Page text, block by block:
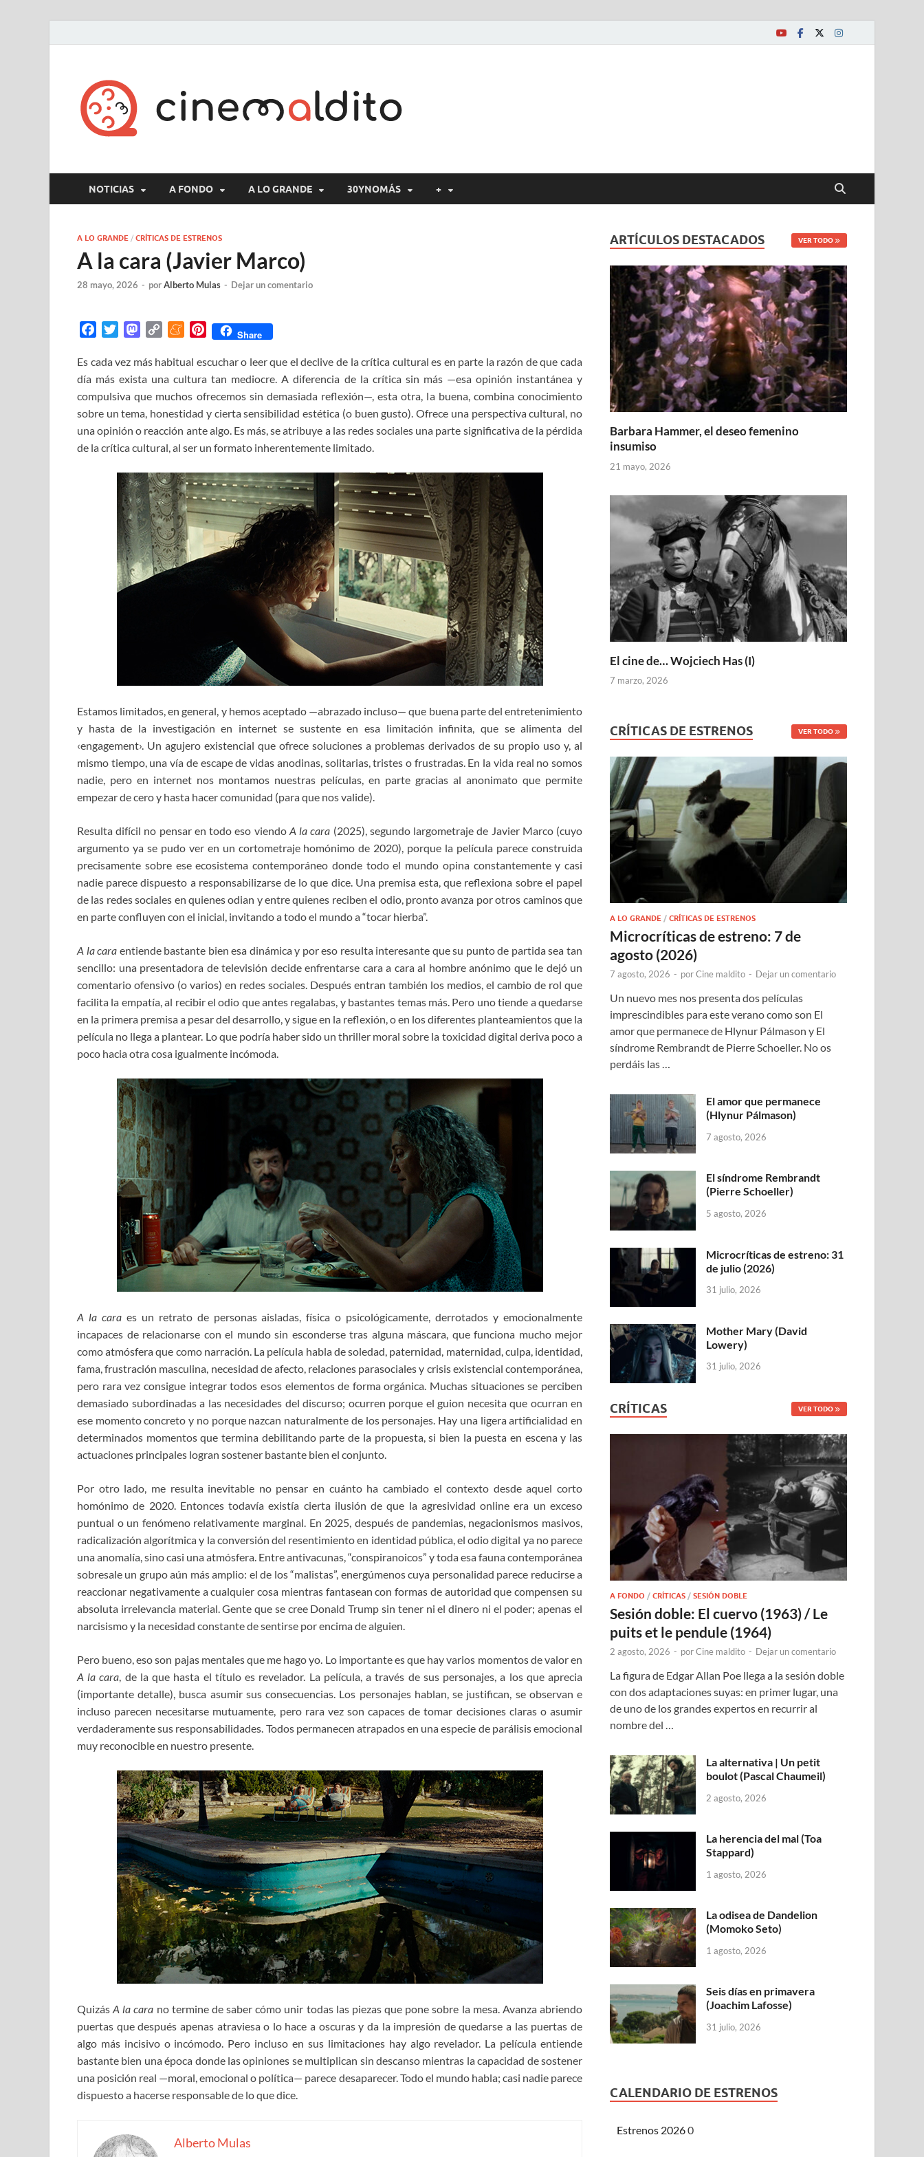
NOTICIAS A FONDO A LO GRANDE 30YNOMÁS +
A LO GRANDE / CRÍTICAS DE ESTRENOS
A la cara (Javier Marco)
28 mayo, 2026 - porAlberto Mulas - Dejar un comentario
c
e
b
o
o
k
i
t
t
e
r
M
s
t
o
d
o
n
p
y
L
i
n
k
M
n
e
a
m
e
P
n
t
e
r
e
s
Share
Es cada vez más habitual escuchar o leer que el declive de la crítica cultural es en parte la razón de que cada
día más exista una cultura tan mediocre. A diferencia de la crítica sin más —esa opinión instantánea y
compulsiva que muchos ofrecemos sin demasiada reflexión—, esta otra, la buena, combina conocimiento
sobre un tema, honestidad y cierta sensibilidad estética (o buen gusto). Ofrece una perspectiva cultural, no
una opinión o reacción ante algo. Es más, se atribuye a las redes sociales una parte significativa de la pérdida
de la crítica cultural, al ser un formato inherentemente limitado.
Estamos limitados, en general, y hemos aceptado —abrazado incluso— que buena parte del entretenimiento
y hasta de la investigación en internet se sustente en esa limitación infinita, que se alimenta del
‹engagement›. Un agujero existencial que ofrece soluciones a problemas derivados de su propio uso y, al
mismo tiempo, una vía de escape de vidas anodinas, solitarias, tristes o frustradas. En la vida real no somos
nadie, pero en internet nos montamos nuestras películas, en parte gracias al anonimato que permite
empezar de cero y hasta hacer comunidad (para que nos valide).
Resulta difícil no pensar en todo eso viendo A la cara (2025), segundo largometraje de Javier Marco (cuyo
argumento ya se pudo ver en un cortometraje homónimo de 2020), porque la película parece construida
precisamente sobre ese ecosistema contemporáneo donde todo el mundo opina constantemente y casi
nadie parece dispuesto a responsabilizarse de lo que dice. Una premisa esta, que reflexiona sobre el papel
de las redes sociales en quienes odian y entre quienes reciben el odio, pronto avanza por otros caminos que
en parte confluyen con el inicial, invitando a todo el mundo a “tocar hierba”.
A la cara entiende bastante bien esa dinámica y por eso resulta interesante que su punto de partida sea tan
sencillo: una presentadora de televisión decide enfrentarse cara a cara al hombre anónimo que le dejó un
comentario ofensivo (o varios) en redes sociales. Después entran también los medios, el cambio de rol que
facilita la empatía, al recibir el odio que antes regalabas, y bastantes temas más. Pero uno tiende a quedarse
en la primera premisa a pesar del desarrollo, y sigue en la reflexión, o en los diferentes planteamientos que la
película no llega a plantear. Lo que podría haber sido un thriller moral sobre la toxicidad digital deriva poco a
poco hacia otra cosa igualmente incómoda.
A la caraes un retrato de personas aisladas, física o psicológicamente, derrotados y emocionalmente
incapaces de relacionarse con el mundo sin esconderse tras alguna máscara, que funciona mucho mejor
como atmósfera que como narración. La película habla de soledad, paternidad, maternidad, culpa, identidad,
fama, frustración masculina, necesidad de afecto, relaciones parasociales y crisis existencial contemporánea,
pero rara vez consigue integrar todos esos elementos de forma orgánica. Muchas situaciones se perciben
demasiado subordinadas a las necesidades del discurso; ocurren porque el guion necesita que ocurran en
ese momento concreto y no porque nazcan naturalmente de los personajes. Hay una ligera artificialidad en
determinados momentos que termina debilitando parte de la propuesta, si bien la puesta en escena y las
actuaciones principales logran sostener bastante bien el conjunto.
Por otro lado, me resulta inevitable no pensar en cuánto ha cambiado el contexto desde aquel corto
homónimo de 2020. Entonces todavía existía cierta ilusión de que la agresividad online era un exceso
puntual o un fenómeno relativamente marginal. En 2025, después de pandemias, negacionismos masivos,
radicalización algorítmica y la conversión del resentimiento en identidad pública, el odio digital ya no parece
una anomalía, sino casi una atmósfera. Entre antivacunas, “conspiranoicos” y toda esa fauna contemporánea
sobresale un grupo aún más amplio: el de los “malistas”, energúmenos cuya personalidad parece reducirse a
reaccionar negativamente a cualquier cosa mientras fantasean con formas de autoridad que compensen su
absoluta irrelevancia material. Gente que se cree Donald Trump sin tener ni el dinero ni el poder; apenas el
narcisismo y la necesidad constante de sentirse por encima de alguien.
Pero bueno, eso son pajas mentales que me hago yo. Lo importante es que hay varios momentos de valor en
A la cara, de la que hasta el título es revelador. La película, a través de sus personajes, a los que aprecia
(importante detalle), busca asumir sus consecuencias. Los personajes hablan, se justifican, se observan e
incluso parecen necesitarse mutuamente, pero rara vez son capaces de tomar decisiones claras o asumir
verdaderamente sus responsabilidades. Todos permanecen atrapados en una especie de parálisis emocional
muy reconocible en nuestro presente.
QuizásA la cara no termine de saber cómo unir todas las piezas que pone sobre la mesa. Avanza abriendo
puertas que después apenas atraviesa o lo hace a oscuras y da la impresión de quedarse a las puertas de
algo más incisivo o incómodo. Pero incluso en sus limitaciones hay algo revelador. La película entiende
bastante bien una época donde las opiniones se multiplican sin descanso mientras la capacidad de sostener
una posición real —moral, emocional o política— parece desaparecer. Todo el mundo habla; casi nadie parece
dispuesto a hacerse responsable de lo que dice.
Alberto Mulas
ARTÍCULOS DESTACADOS VER TODO
Barbara Hammer, el deseo femenino
insumiso
21 mayo, 2026
El cine de… Wojciech Has (I)
7 marzo, 2026
CRÍTICAS DE ESTRENOS VER TODO
A LO GRANDE /CRÍTICAS DE ESTRENOS
Microcríticas de estreno: 7 de
agosto (2026)
7 agosto, 2026 - porCine maldito - Dejar un comentario
Un nuevo mes nos presenta dos películas
imprescindibles para este verano como son El
amor que permanece de Hlynur Pálmason y El
síndrome Rembrandt de Pierre Schoeller. No os
perdáis las …
El amor que permanece
(Hlynur Pálmason)
7 agosto, 2026
El síndrome Rembrandt
(Pierre Schoeller)
5 agosto, 2026
Microcríticas de estreno: 31
de julio (2026)
31 julio, 2026
Mother Mary (David
Lowery)
31 julio, 2026
CRÍTICAS VER TODO
A FONDO /CRÍTICAS /SESIÓN DOBLE
Sesión doble: El cuervo (1963) / Le
puits et le pendule (1964)
2 agosto, 2026 - porCine maldito - Dejar un comentario
La figura de Edgar Allan Poe llega a la sesión doble
con dos adaptaciones suyas: en primer lugar, una
de uno de los grandes expertos en recurrir al
nombre del …
La alternativa | Un petit
boulot (Pascal Chaumeil)
2 agosto, 2026
La herencia del mal (Toa
Stappard)
1 agosto, 2026
La odisea de Dandelion
(Momoko Seto)
1 agosto, 2026
Seis días en primavera
(Joachim Lafosse)
31 julio, 2026
CALENDARIO DE ESTRENOS
Estrenos 20260